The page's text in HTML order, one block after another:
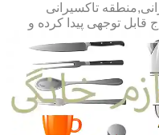
تاکسیرانی
قابل توجهی پیدا کرده و